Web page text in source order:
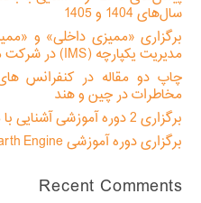
سال‌های 1404 و 1405
برگزاری «ممیزی داخلی» و
مدیریت یکپارچه (IMS) در شرکت مهندسین مشاور هندسه پارس
چاپ دو مقاله در کنفرانس
مخاطرات در چین و هند
برگزاری 2 دوره آموزشی آشنایی با مفاهیم و الزامات IMS
برگزاری دوره آموزشی Google Earth Engine
Recent Comments